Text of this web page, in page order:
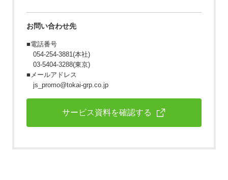
お問い合わせ先
■電話番号
054-254-3881(本社)
03-5404-3288(東京)
■メールアドレス
js_promo@tokai-grp.co.jp
サービス資料を確認する